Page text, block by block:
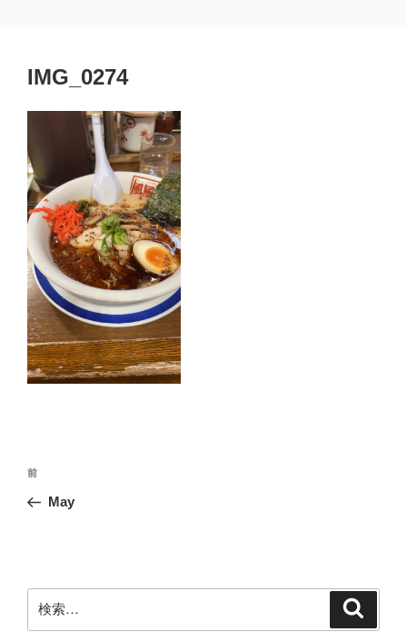
IMG_0274
投
ナ
ー
シ
前
の
前
May
索: